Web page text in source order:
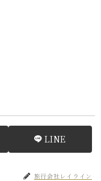
LINE
旅行会社レイライン